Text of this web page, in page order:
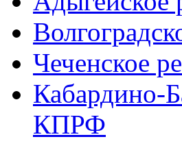
Чеченское
Кабардино-
КПРФ